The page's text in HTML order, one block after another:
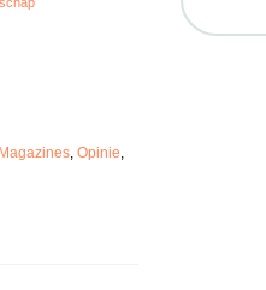
Magazines,Opinie,